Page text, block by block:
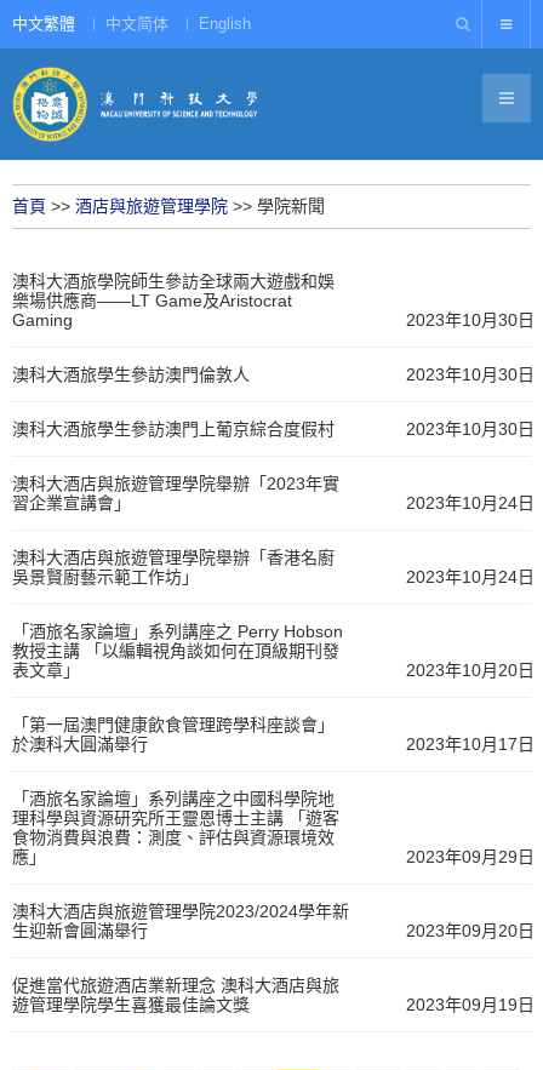
中文繁體 中文简体 English
首頁 >> 酒店與旅遊管理學院 >> 學院新聞
澳科大酒旅學院師生參訪全球兩大遊戲和娛
樂場供應商——LT Game及Aristocrat
Gaming
2023年10月30日
澳科大酒旅學生參訪澳門倫敦人 2023年10月30日
澳科大酒旅學生參訪澳門上葡京綜合度假村 2023年10月30日
澳科大酒店與旅遊管理學院舉辦「2023年實
習企業宣講會」
2023年10月24日
澳科大酒店與旅遊管理學院舉辦「香港名廚
吳景賢廚藝示範工作坊」
2023年10月24日
「酒旅名家論壇」系列講座之 Perry Hobson
教授主講 「以編輯視角談如何在頂級期刊發
表文章」
2023年10月20日
「第一屆澳門健康飲食管理跨學科座談會」
於澳科大圓滿舉行
2023年10月17日
「酒旅名家論壇」系列講座之中國科學院地
理科學與資源研究所王靈恩博士主講 「遊客
食物消費與浪費：測度、評估與資源環境效
應」
2023年09月29日
澳科大酒店與旅遊管理學院2023/2024學年新
生迎新會圓滿舉行
2023年09月20日
促進當代旅遊酒店業新理念 澳科大酒店與旅
遊管理學院學生喜獲最佳論文獎
2023年09月19日